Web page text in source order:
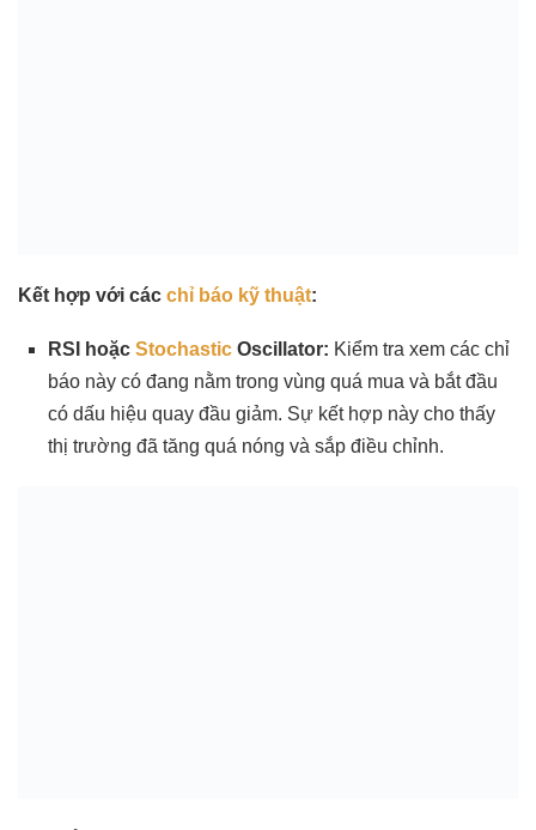
Kết hợp với các chỉ báo kỹ thuật:
RSI hoặc Stochastic Oscillator: Kiểm tra xem các chỉ
báo này có đang nằm trong vùng quá mua và bắt đầu
có dấu hiệu quay đầu giảm. Sự kết hợp này cho thấy
thị trường đã tăng quá nóng và sắp điều chỉnh.